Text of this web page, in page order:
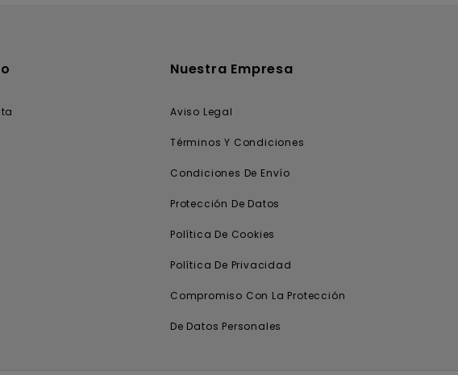
Nuestra Empresa
Aviso Legal
Términos Y Condiciones
Condiciones De Envío
Protección De Datos
Política De Cookies
Política De Privacidad
Compromiso Con La Protección
De Datos Personales